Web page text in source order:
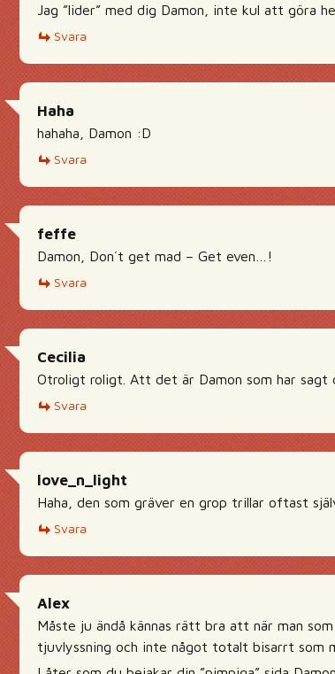
Jag ”lider” med dig Damon, inte kul att göra
Svara
Haha
hahaha, Damon :D
Svara
feffe
Damon, Don´t get mad – Get even…!
Svara
Cecilia
Otroligt roligt. Att det är Damon som har
Svara
love_n_light
Haha, den som gräver en grop trillar oftast
Svara
Alex
Måste ju ändå kännas rätt bra att när man
tjuvlyssning och inte något totalt bisarrt som